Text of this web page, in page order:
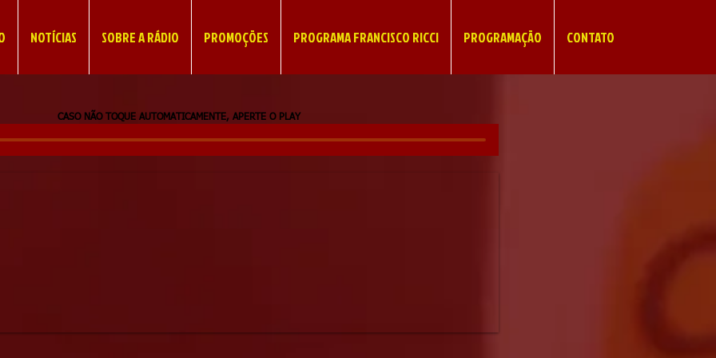
NOTÍCIAS SOBRE A RÁDIO PROMOÇÕES PROGRAMA FRANCISCO RICCI PROGRAMAÇÃO CONTATO
CASO NÃO TOQUE AUTOMATICAMENTE, APERTE O PLAY